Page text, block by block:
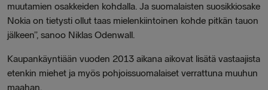
muutamien osakkeiden kohdalla. Ja suomalaisten suosikkiosake
Nokia on tietysti ollut taas mielenkiintoinen kohde pitkän tauon
jälkeen”, sanoo Niklas Odenwall.
Kaupankäyntiään vuoden 2013 aikana aikovat lisätä vastaajista
etenkin miehet ja myös pohjoissuomalaiset verrattuna muuhun
maahan.